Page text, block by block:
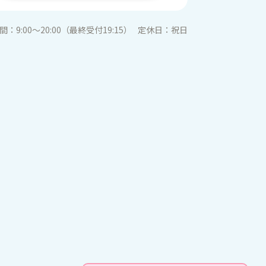
： 9:00〜20:00（最終受付19:15） 定休日： 祝日